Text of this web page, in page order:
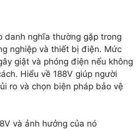
danh nghĩa thường gặp trong
nghiệp và thiết bị điện. Mức
giật và phóng điện nếu không
Hiểu về 188V giúp người
ro và chọn biện pháp bảo vệ
và ảnh hưởng của nó